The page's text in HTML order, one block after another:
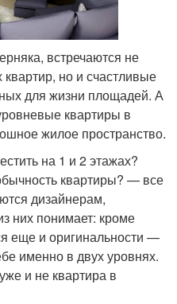
встречаются не
но и счастливые
для жизни площадей. А
квартиры в
жилое пространство.
на 1 и 2 этажах?
квартиры? — все
дизайнерам,
них понимает: кроме
еще и оригинальности —
именно в двух уровнях.
и не квартира в